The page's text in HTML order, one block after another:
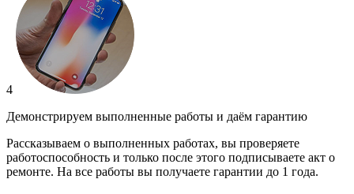
4
Демонстрируем выполненные работы и даём гарантию
Рассказываем о выполненных работах, вы проверяете
работоспособность и только после этого подписываете акт о
ремонте. На все работы вы получаете гарантии до 1 года.